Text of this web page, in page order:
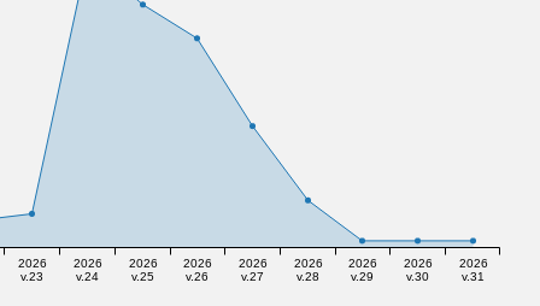
2026
v.23
2026
v.24
2026
v.25
2026
v.26
2026
v.27
2026
v.28
2026
v.29
2026
v.30
2026
v.31